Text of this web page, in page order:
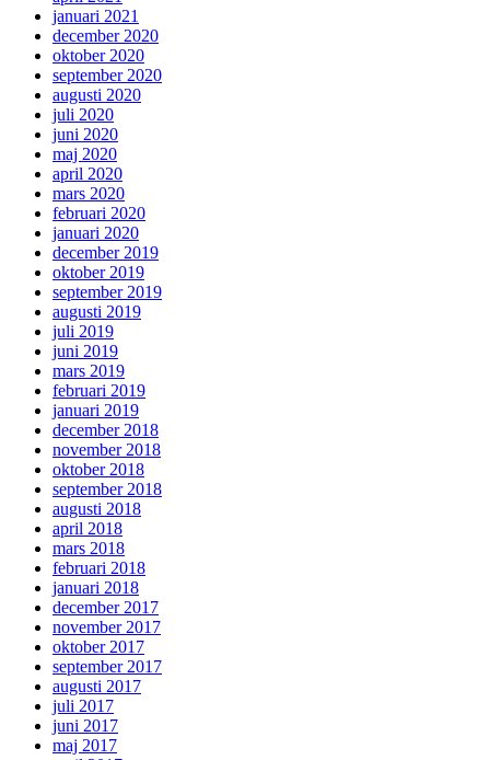
januari 2021
december 2020
oktober 2020
september 2020
augusti 2020
juli 2020
juni 2020
maj 2020
april 2020
mars 2020
februari 2020
januari 2020
december 2019
oktober 2019
september 2019
augusti 2019
juli 2019
juni 2019
mars 2019
februari 2019
januari 2019
december 2018
november 2018
oktober 2018
september 2018
augusti 2018
april 2018
mars 2018
februari 2018
januari 2018
december 2017
november 2017
oktober 2017
september 2017
augusti 2017
juli 2017
juni 2017
maj 2017